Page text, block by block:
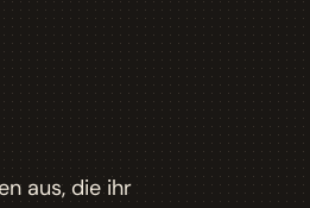
aus, die ihr